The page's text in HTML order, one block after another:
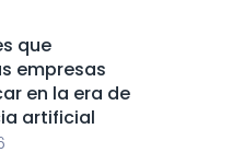
que
empresas
en la era de
artificial